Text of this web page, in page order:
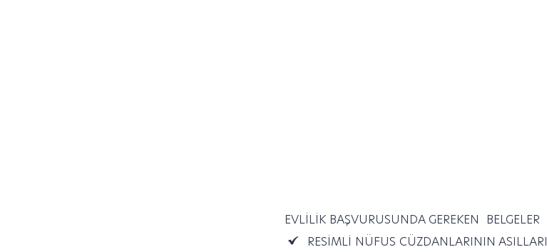
EVLİLİK BAŞVURUSUNDA GEREKEN BELGELER
RESİMLİ NÜFUS CÜZDANLARININ ASILLARI